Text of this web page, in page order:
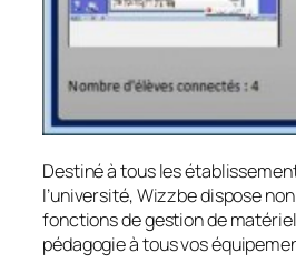
Destiné à tous les
l’université, Wizzbe dispose
fonctions de gestion de
pédagogie à tous vos